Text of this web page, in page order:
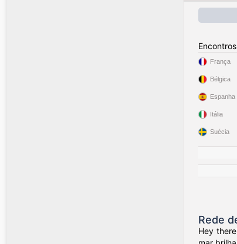
França
Bélgica
Espanha
Itália
Suécia
Rede
Hey